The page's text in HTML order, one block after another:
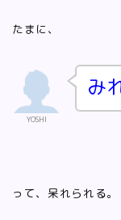
たまに、
YOSHI
み
って、呆れられる。